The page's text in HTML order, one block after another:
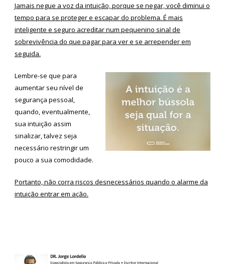
Jamais negue a voz da intuição, porque se negar, você diminui o
tempo para se proteger e escapar do problema. É mais
inteligente e seguro acreditar num pequenino sinal de
sobrevivência do que pagar para ver e se arrepender em
seguida.
Lembre-se que para
aumentar seu nível de
segurança pessoal,
quando, eventualmente,
sua intuição assim
sinalizar, talvez seja
necessário restringir um
pouco a sua comodidade.
Portanto, não corra riscos desnecessários quando o alarme da
intuição entrar em ação.